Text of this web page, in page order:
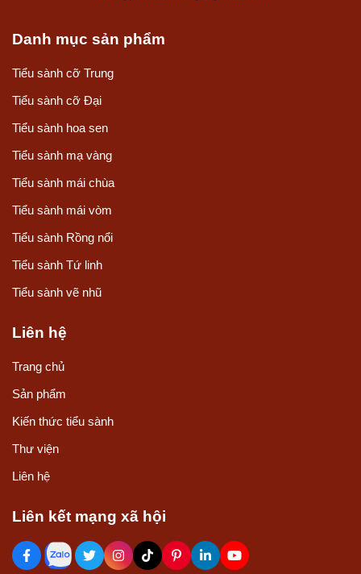
Danh mục sản phẩm
Tiểu sành cỡ Trung
Tiểu sành cỡ Đại
Tiểu sành hoa sen
Tiểu sành mạ vàng
Tiểu sành mái chùa
Tiểu sành mái vòm
Tiểu sành Rồng nổi
Tiểu sành Tứ linh
Tiểu sành vẽ nhũ
Liên hệ
Trang chủ
Sản phẩm
Kiến thức tiểu sành
Thư viện
Liên hệ
Liên kết mạng xã hội